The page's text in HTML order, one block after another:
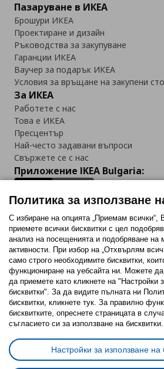
Пазаруване в ИКЕА
Брошури ИКЕА
Проектиране и дизайн
Ръководства за закупуване
Гаранции ИКЕА
Ваучер за подарък ИКЕА
Условия за връщане на закупени
За ИКЕА
Работете с нас
Това е ИКЕА
Пресцентър
Най-често задавани въпроси
Свържете се с нас
Приложение IKEA Bulgaria:
Последвайте ни:
FacebookTwitterYoutubePinterestInstagram
Политика за използване на
Избор на настройки за
Условия за ползване на ikea.bgОбща
Политика за защита на личните
Политика за използване
С избиране на опцията „Приемам всички“,
приемете всички бисквитки с цел
анализ на посещенията и подобряване на
активности. При избор на „Отхвърлям
само строго необходимитe бисквитки,
функциониране на уебсайта ни. Можете да
да приемете като кликнете на "Настройки
бисквитки". За да видите пълната ни
бисквитки, кликнете тук. За правилно
бисквитките, опреснете страницата в
съгласието си за използване на бисквитки.
Настройки за използване на